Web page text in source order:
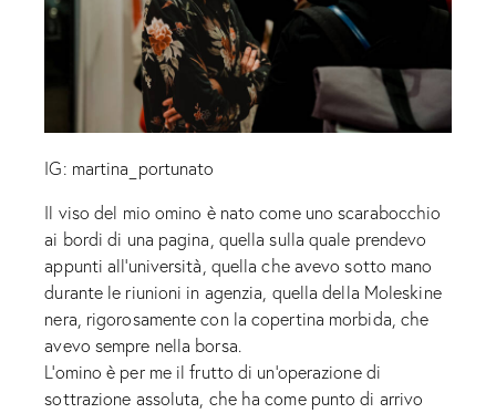
IG: martina_portunato
Il viso del mio omino è nato come uno scarabocchio
ai bordi di una pagina, quella sulla quale prendevo
appunti all’università, quella che avevo sotto mano
durante le riunioni in agenzia, quella della Moleskine
nera, rigorosamente con la copertina morbida, che
avevo sempre nella borsa.
L’omino è per me il frutto di un’operazione di
sottrazione assoluta, che ha come punto di arrivo